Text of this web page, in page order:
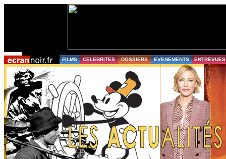
FILMS CELEBRITES DOSSIERS EVENEMENTS ENTREVUES